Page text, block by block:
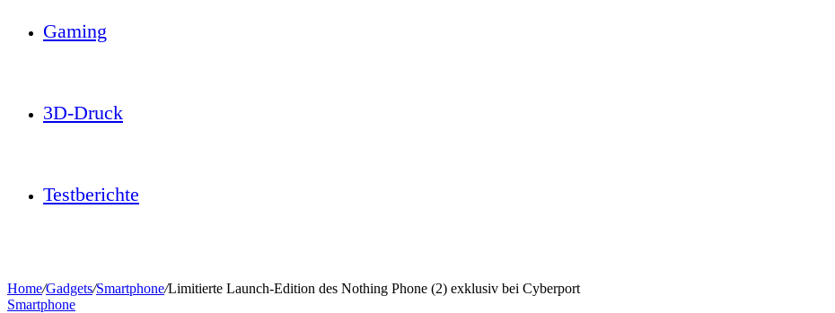
Gaming
3D-Druck
Testberichte
Home/Gadgets/Smartphone/Limitierte Launch-Edition des Nothing Phone (2) exklusiv bei Cyberport
Smartphone